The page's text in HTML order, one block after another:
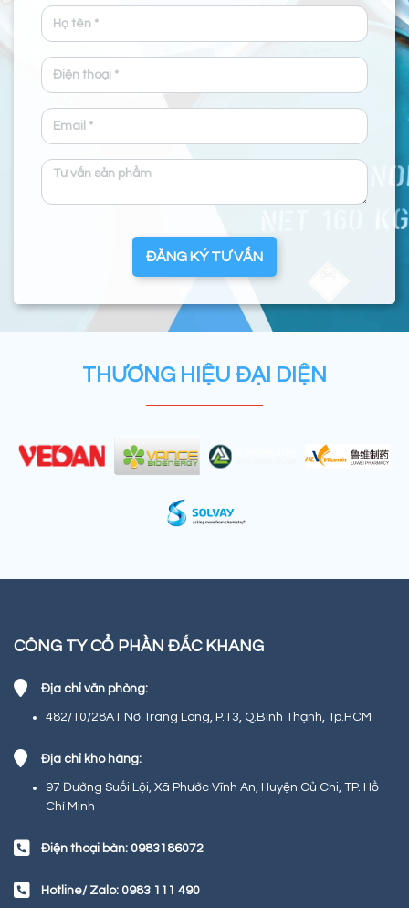
ĐĂNG KÝ TƯ VẤN
THƯƠNG HIỆU ĐẠI DIỆN
CÔNG TY CỔ PHẦN ĐẮC KHANG
Địa chỉ văn phòng:
482/10/28A1 Nơ Trang Long, P.13, Q.Bình Thạnh, Tp.HCM
Địa chỉ kho hàng:
97 Đường Suối Lội, Xã Phước Vĩnh An, Huyện Củ Chi, TP. Hồ
Chí Minh
Điện thoại bàn: 0983186072
Hotline/ Zalo: 0983 111 490